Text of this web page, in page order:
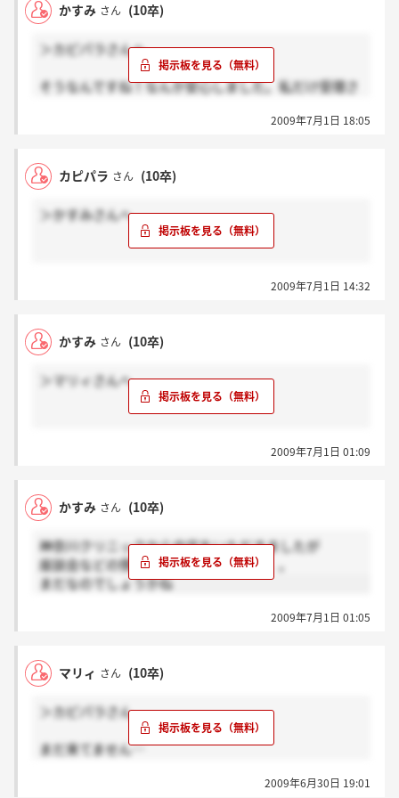
かすみ さん (10卒)
＞カピパラさんへ
そうなんですね！なんか安心しました。私だけ受理さ
2009年7月1日 18:05
カピパラ さん (10卒)
＞かすみさんへ
ゃんと届いたかと今後の予定を聞きました。
誓約書はちゃんと届いており、予定は今のところ決ま
っていないそうです。
きっと皆さんのも受理されていると思いますよ(^o^)
2009年7月1日 14:32
かすみ さん (10卒)
＞マリィさんへ
うかね？
2009年7月1日 01:09
かすみ さん (10卒)
神奈川クリニックから内定をいただきましたが
座談会などの情報が入ってきません。。。
まだなのでしょうかね
2009年7月1日 01:05
マリィ さん (10卒)
＞カピパラさん
まだ来てません…
2009年6月30日 19:01